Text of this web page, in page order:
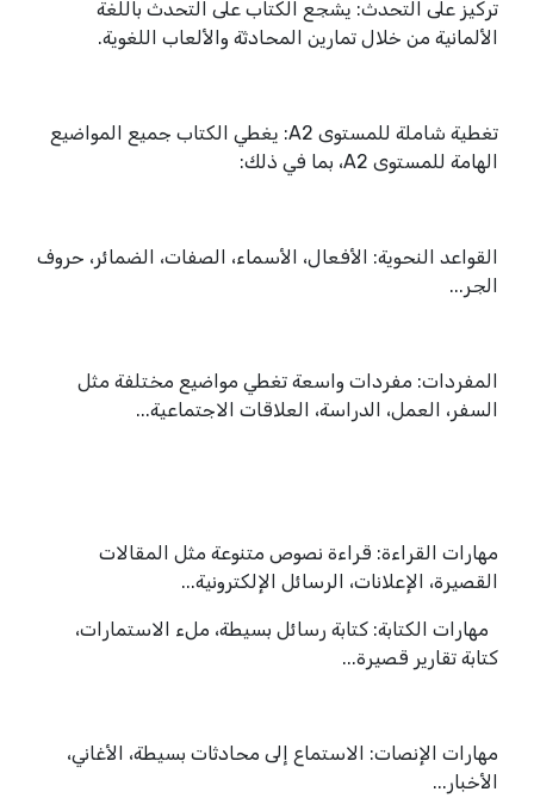
تركيز على التحدث: يشجع الكتاب على التحدث باللغة
الألمانية من خلال تمارين المحادثة والألعاب اللغوية.
تغطية شاملة للمستوى A2: يغطي الكتاب جميع المواضيع
الهامة للمستوى A2، بما في ذلك:
القواعد النحوية: الأفعال، الأسماء، الصفات، الضمائر، حروف
الجر...
المفردات: مفردات واسعة تغطي مواضيع مختلفة مثل
السفر، العمل، الدراسة، العلاقات الاجتماعية...
مهارات القراءة: قراءة نصوص متنوعة مثل المقالات
القصيرة، الإعلانات، الرسائل الإلكترونية...
مهارات الكتابة: كتابة رسائل بسيطة، ملء الاستمارات،
كتابة تقارير قصيرة...
مهارات الإنصات: الاستماع إلى محادثات بسيطة، الأغاني،
الأخبار...